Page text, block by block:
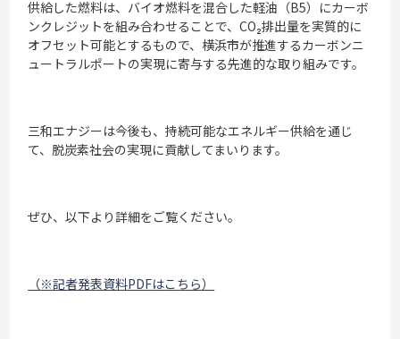
供給した燃料は、バイオ燃料を混合した軽油（B5）にカーボ
ンクレジットを組み合わせることで、CO₂排出量を実質的に
オフセット可能とするもので、横浜市が推進するカーボンニ
ュートラルポートの実現に寄与する先進的な取り組みです。
三和エナジーは今後も、持続可能なエネルギー供給を通じ
て、脱炭素社会の実現に貢献してまいります。
ぜひ、以下より詳細をご覧ください。
（※記者発表資料PDFはこちら）